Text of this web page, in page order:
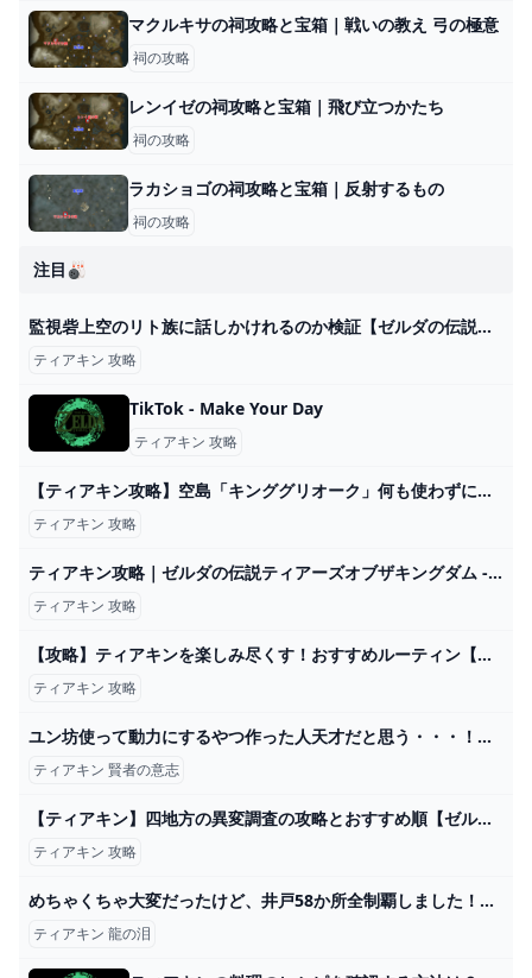
マクルキサの祠攻略と宝箱｜戦いの教え 弓の極意
祠の攻略
レンイゼの祠攻略と宝箱｜飛び立つかたち
祠の攻略
ラカショゴの祠攻略と宝箱｜反射するもの
祠の攻略
注目🎳
監視砦上空のリト族に話しかけれるのか検証【ゼルダの伝説ティアーズオブザキングダム攻略 ティアキン】ゆっくり実況 - YouTube
ティアキン 攻略
TikTok - Make Your Day
ティアキン 攻略
【ティアキン攻略】空島「キンググリオーク」何も使わずに誰でも安定して倒す討伐方法と出現場所紹介します【ティアーズオブザキングダム】 - YouTube
ティアキン 攻略
ティアキン攻略｜ゼルダの伝説ティアーズオブザキングダム - ゲームウィズ
ティアキン 攻略
【攻略】ティアキンを楽しみ尽くす！おすすめルーティン【ゼルダの伝説ティアーズオブザキングダム】【ゆっくり解説】 - YouTube
ティアキン 攻略
ユン坊使って動力にするやつ作った人天才だと思う・・・！！ – ゼルダのティアキンまとめ速報アンテナ
ティアキン 賢者の意志
【ティアキン】四地方の異変調査の攻略とおすすめ順【ゼルダの伝説ティアーズオブザキングダム】 - ゲームウィズ
ティアキン 攻略
めちゃくちゃ大変だったけど、井戸58か所全制覇しました！！😭【ゼルダの伝説 ティアーズ オブ ザ キングダム】Part203 - YouTube
ティアキン 龍の泪